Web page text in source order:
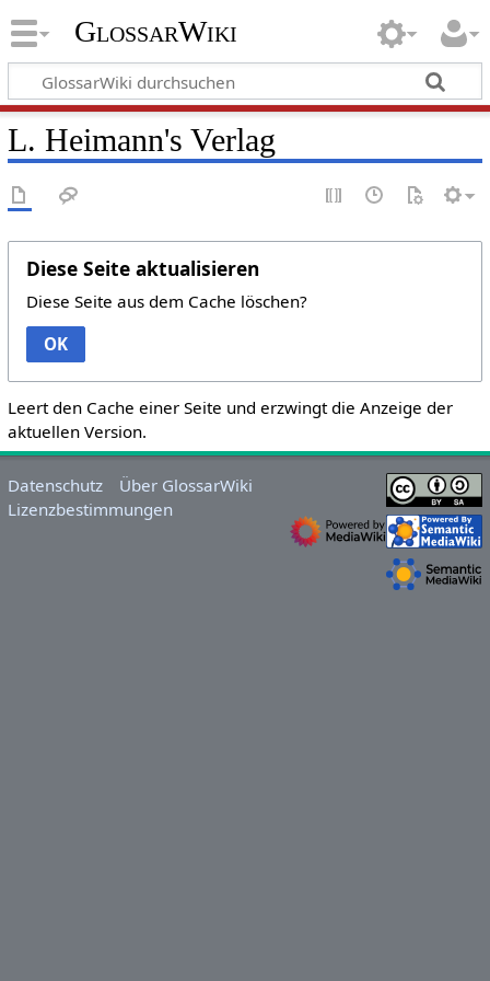
GlossarWiki
L. Heimann's Verlag
Diese Seite aktualisieren
Diese Seite aus dem Cache löschen?
OK
Leert den Cache einer Seite und erzwingt die Anzeige der
aktuellen Version.
Datenschutz
Über GlossarWiki
Lizenzbestimmungen